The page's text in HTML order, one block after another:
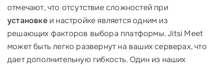
отмечают, что отсутствие сложностей при
установкеи настройке является одним из
решающих факторов выбора платформы. Jitsi Meet
может быть легко развернут на ваших серверах, что
дает дополнительную гибкость. Один из наших